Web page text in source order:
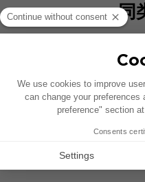
同
BMW 2.1